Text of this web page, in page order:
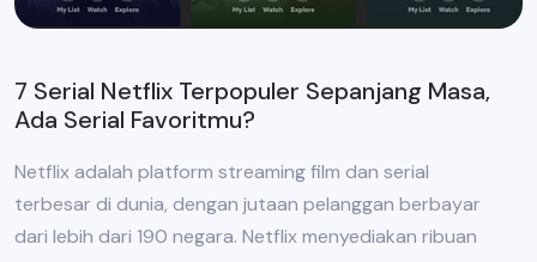
7 Serial Netflix Terpopuler Sepanjang Masa,
Ada Serial Favoritmu?
Netflix adalah platform streaming film dan serial
terbesar di dunia, dengan jutaan pelanggan berbayar
dari lebih dari 190 negara. Netflix menyediakan ribuan